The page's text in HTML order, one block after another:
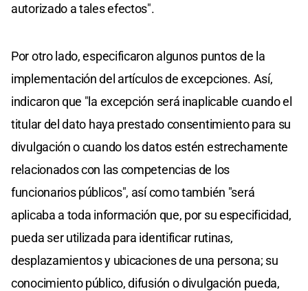
autorizado a tales efectos".
Por otro lado, especificaron algunos puntos de la
implementación del artículos de excepciones. Así,
indicaron que "la excepción será inaplicable cuando el
titular del dato haya prestado consentimiento para su
divulgación o cuando los datos estén estrechamente
relacionados con las competencias de los
funcionarios públicos", así como también "será
aplicaba a toda información que, por su especificidad,
pueda ser utilizada para identificar rutinas,
desplazamientos y ubicaciones de una persona; su
conocimiento público, difusión o divulgación pueda,